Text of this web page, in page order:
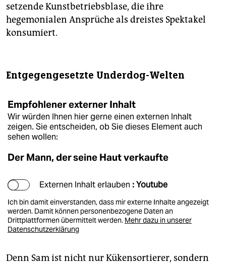
setzende Kunstbetriebsblase, die ihre
hegemonialen Ansprüche als dreistes Spektakel
konsumiert.
Entgegengesetzte Underdog-Welten
Empfohlener externer Inhalt
Wir würden Ihnen hier gerne einen externen Inhalt
zeigen. Sie entscheiden, ob Sie dieses Element auch
sehen wollen:
Der Mann, der seine Haut verkaufte
Externen Inhalt erlauben : Youtube
Ich bin damit einverstanden, dass mir externe Inhalte angezeigt
werden. Damit können personenbezogene Daten an
Drittplattformen übermittelt werden. Mehr dazu in unserer
Datenschutzerklärung
Denn Sam ist nicht nur Kükensortierer, sondern